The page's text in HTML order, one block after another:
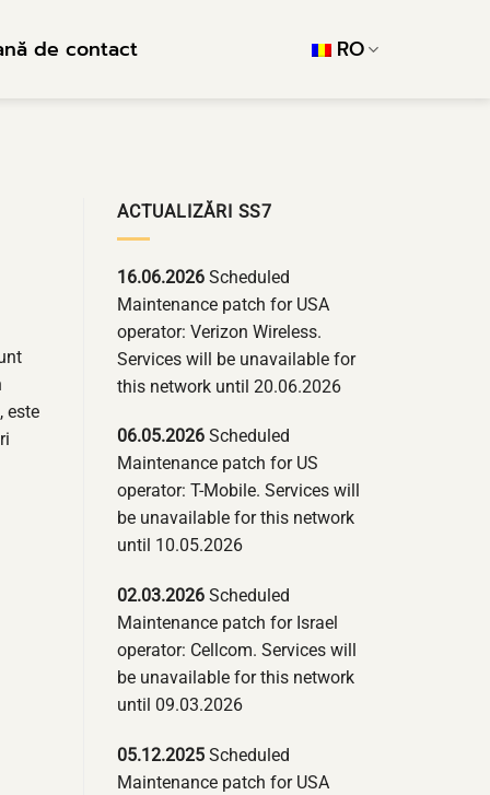
de contact RO
este
ACTUALIZĂRI SS7
16.06.2026 Scheduled
Maintenance patch for USA
operator: Verizon Wireless.
Services will be unavailable for
this network until 20.06.2026
06.05.2026 Scheduled
Maintenance patch for US
operator: T-Mobile. Services will
be unavailable for this network
until 10.05.2026
02.03.2026 Scheduled
Maintenance patch for Israel
operator: Cellcom. Services will
be unavailable for this network
until 09.03.2026
05.12.2025 Scheduled
Maintenance patch for USA